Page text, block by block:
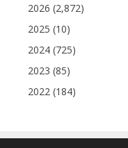
2026 (2,872)
2025 (10)
2024 (725)
2023 (85)
2022 (184)